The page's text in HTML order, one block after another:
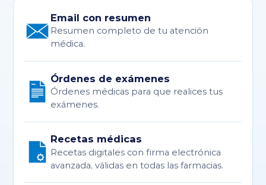
Email con resumen
Resumen completo de tu atención
médica.
Órdenes de exámenes
Órdenes médicas para que realices tus
exámenes.
Recetas médicas
Recetas digitales con firma electrónica
avanzada, válidas en todas las farmacias.